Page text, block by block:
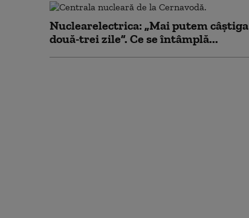
Nuclearelectrica: „Mai putem câștiga
două-trei zile”. Ce se întâmplă...